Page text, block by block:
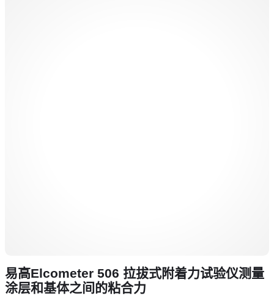
易高Elcometer 506 拉拔式附着力试验仪测量
涂层和基体之间的粘合力